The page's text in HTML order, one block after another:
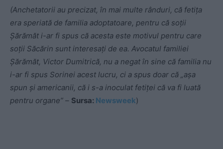
(Anchetatorii au precizat, în mai multe rânduri, că fetița
era speriată de familia adoptatoare, pentru că soții
Șărămăt i-ar fi spus că acesta este motivul pentru care
soții Săcărin sunt interesați de ea. Avocatul familiei
Șărămăt, Victor Dumitrică, nu a negat în sine că familia nu
i-ar fi spus Sorinei acest lucru, ci a spus doar că „așa
spun și americanii, că i s-a inoculat fetiței că va fi luată
pentru organe” – Sursa: Newsweek)